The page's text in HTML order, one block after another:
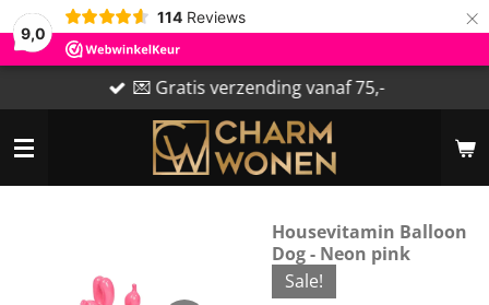
9,0
114 Reviews ×
💌 Gratis verzending vanaf 75,-
Housevitamin Balloon
Dog - Neon pink
Sale!